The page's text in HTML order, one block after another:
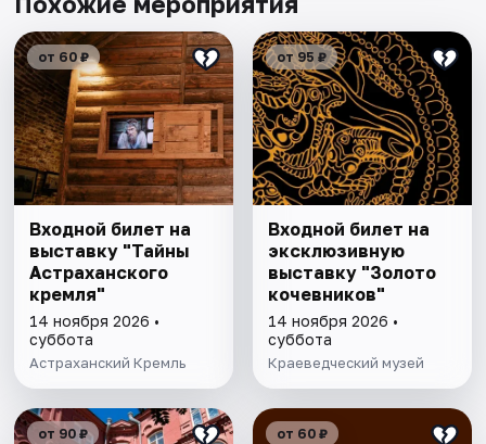
от 60 ₽
Входной билет на
выставку "Тайны
Астраханского
кремля"
14 ноября 2026 •
суббота
Астраханский Кремль
от 95 ₽
Входной билет на
эксклюзивную
выставку "Золото
кочевников"
14 ноября 2026 •
суббота
Краеведческий музей
от 90 ₽ от 60 ₽